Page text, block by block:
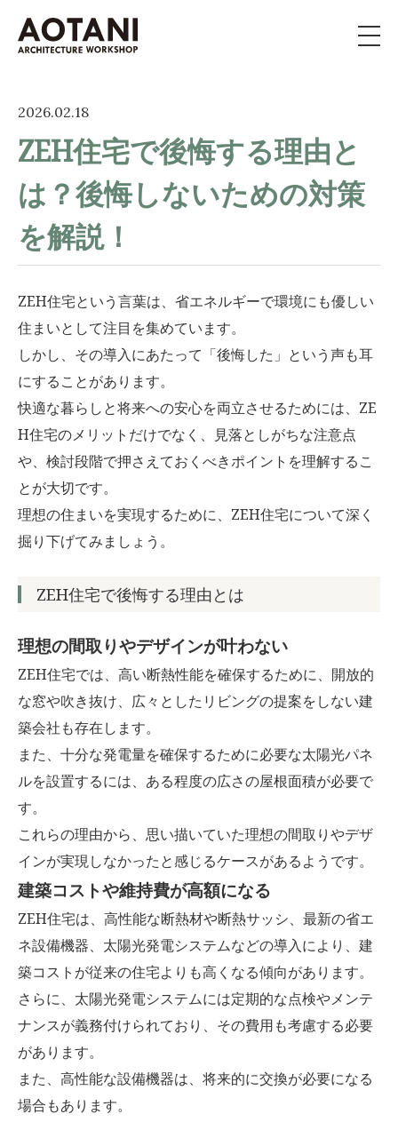
新築・移住・別荘・リノベを
お考えの方へ
施工事例
イベント
よくある質問
ライブラリー
お客様の声
ブログ
会社案内
お問い合わせ
2026.02.18
ZEH住宅で後悔する理由と
は？後悔しないための対策
を解説！
ZEH住宅という言葉は、省エネルギーで環境にも優しい
住まいとして注目を集めています。
しかし、その導入にあたって「後悔した」という声も耳
にすることがあります。
快適な暮らしと将来への安心を両立させるためには、ZE
H住宅のメリットだけでなく、見落としがちな注意点
や、検討段階で押さえておくべきポイントを理解するこ
とが大切です。
理想の住まいを実現するために、ZEH住宅について深く
掘り下げてみましょう。
ZEH住宅で後悔する理由とは
理想の間取りやデザインが叶わない
ZEH住宅では、高い断熱性能を確保するために、開放的
な窓や吹き抜け、広々としたリビングの提案をしない建
築会社も存在します。
また、十分な発電量を確保するために必要な太陽光パネ
ルを設置するには、ある程度の広さの屋根面積が必要で
す。
これらの理由から、思い描いていた理想の間取りやデザ
インが実現しなかったと感じるケースがあるようです。
建築コストや維持費が高額になる
ZEH住宅は、高性能な断熱材や断熱サッシ、最新の省エ
ネ設備機器、太陽光発電システムなどの導入により、建
築コストが従来の住宅よりも高くなる傾向があります。
さらに、太陽光発電システムには定期的な点検やメンテ
ナンスが義務付けられており、その費用も考慮する必要
があります。
また、高性能な設備機器は、将来的に交換が必要になる
場合もあります。